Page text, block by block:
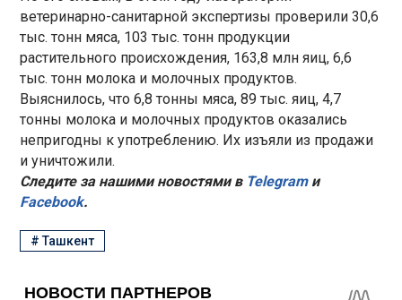
ветеринарно-санитарной экспертизы проверили 30,6
тыс. тонн мяса, 103 тыс. тонн продукции
растительного происхождения, 163,8 млн яиц, 6,6
тыс. тонн молока и молочных продуктов.
Выяснилось, что 6,8 тонны мяса, 89 тыс. яиц, 4,7
тонны молока и молочных продуктов оказались
непригодны к употреблению. Их изъяли из продажи
и уничтожили.
Следите за нашими новостями вTelegramи
Facebook.
#Ташкент